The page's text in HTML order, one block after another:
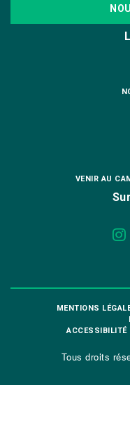
VENIR AU
MENTIONS
ACCESSIBILITÉ
Tous droits